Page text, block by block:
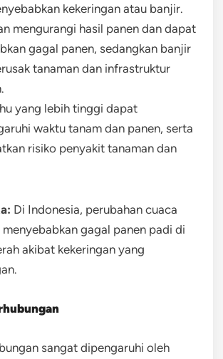
kekeringan atau banjir.
mengurangi hasil panen dan dapat
gagal panen, sedangkan banjir
tanaman dan infrastruktur
yang lebih tinggi dapat
waktu tanam dan panen, serta
risiko penyakit tanaman dan
Di Indonesia, perubahan cuaca
gagal panen padi di
akibat kekeringan yang
sangat dipengaruhi oleh